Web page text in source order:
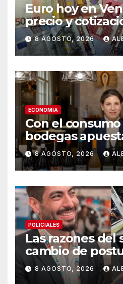
Euro hoy en
precio y
divisa este
agosto de 2026
8 AGOSTO, 2026
ECONOMIA
Con el
bodegas
transformando
argentino en
gourmet
8 AGOSTO, 2026
POLICIALES
Las razones del
cambio de
Candela
beneficios de
8 AGOSTO, 2026